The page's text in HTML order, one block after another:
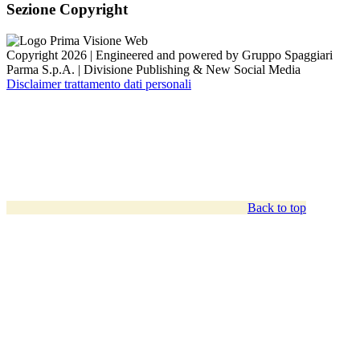
Sezione Copyright
Copyright 2026 | Engineered and powered by Gruppo Spaggiari
Parma S.p.A. | Divisione Publishing & New Social Media
Disclaimer trattamento dati personali
Back to top